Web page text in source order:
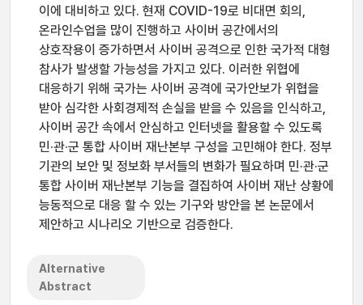
이에 대비하고 있다. 현재 COVID-19로 비대면 회의,
온라인수업을 많이 진행하고 사이버 공간에서의
상호작용이 증가하면서 사이버 공격으로 인한 국가적 대형
참사가 발생할 가능성을 가지고 있다. 이러한 위협에
대응하기 위해 국가는 사이버 공격에 국가안보가 위협을
받아 심각한 사회경제적 손실을 받을 수 있음을 인식하고,
사이버 공간 속에서 안심하고 인터넷을 활용할 수 있도록
민·관·군 통합 사이버 재난본부 구성을 고민해야 한다. 정부
기관의 보안 및 정보화 부서들의 변화가 필요하며 민·관·군
통합 사이버 재난본부 기능을 결집하여 사이버 재난 상황에
능동적으로 대응 할 수 있는 기구와 방안을 본 논문에서
제안하고 시나리오 기반으로 검증한다.
Alternative
Abstract